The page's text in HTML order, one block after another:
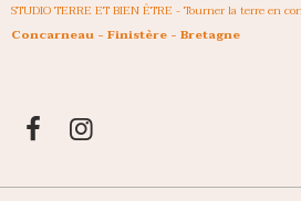
STUDIO TERRE ET BIEN ÊTRE - Tourner la terre en
Concarneau - Finistère - Bretagne